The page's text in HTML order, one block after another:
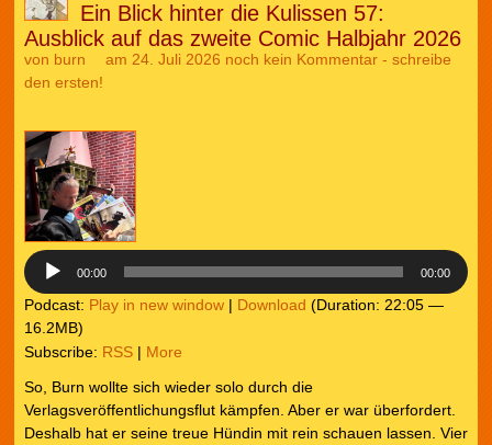
Ein Blick hinter die Kulissen 57:
Ausblick auf das zweite Comic Halbjahr 2026
von burn am 24. Juli 2026 noch kein Kommentar - schreibe
den ersten!
00:00 00:00
Podcast: Play in new window| Download (Duration: 22:05 —
16.2MB)
Subscribe: RSS| More
So, Burn wollte sich wieder solo durch die
Verlagsveröffentlichungsflut kämpfen. Aber er war überfordert.
Deshalb hat er seine treue Hündin mit rein schauen lassen. Vier